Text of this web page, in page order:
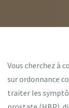
Vous cherchez à
sur ordonnance
traiter les